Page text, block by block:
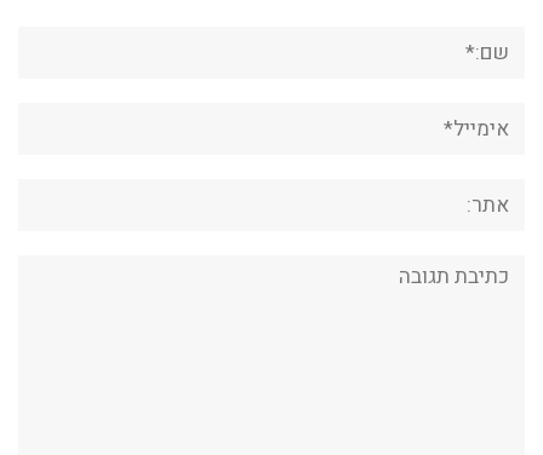
אימייל*
תגובה: